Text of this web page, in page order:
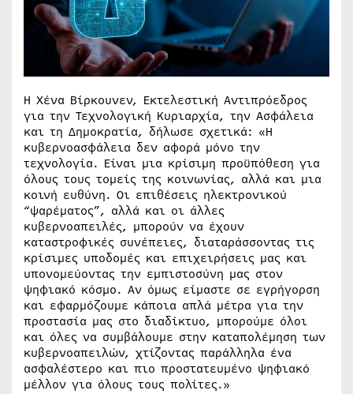
Η Χένα Βίρκουνεν, Εκτελεστική Αντιπρόεδρος
για την Τεχνολογική Κυριαρχία, την Ασφάλεια
και τη Δημοκρατία, δήλωσε σχετικά: «Η
κυβερνοασφάλεια δεν αφορά μόνο την
τεχνολογία. Είναι μια κρίσιμη προϋπόθεση για
όλους τους τομείς της κοινωνίας, αλλά και μια
κοινή ευθύνη. Οι επιθέσεις ηλεκτρονικού
“ψαρέματος”, αλλά και οι άλλες
κυβερνοαπειλές, μπορούν να έχουν
καταστροφικές συνέπειες, διαταράσσοντας τις
κρίσιμες υποδομές και επιχειρήσεις μας και
υπονομεύοντας την εμπιστοσύνη μας στον
ψηφιακό κόσμο. Αν όμως είμαστε σε εγρήγορση
και εφαρμόζουμε κάποια απλά μέτρα για την
προστασία μας στο διαδίκτυο, μπορούμε όλοι
και όλες να συμβάλουμε στην καταπολέμηση των
κυβερνοαπειλών, χτίζοντας παράλληλα ένα
ασφαλέστερο και πιο προστατευμένο ψηφιακό
μέλλον για όλους τους πολίτες.»